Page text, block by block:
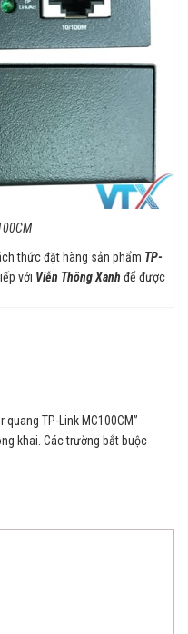
thức đặt hàng sản phẩm TP-
với Viễn Thông Xanh để được
TP-Link MC100CM”
khai. Các trường bắt buộc